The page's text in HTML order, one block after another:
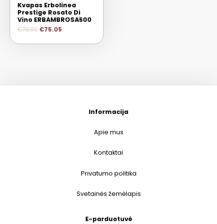
Kvapas Erbolinea
Prestige Rosato Di
Vino ERBAMBROSA500
€79.00 €75.05
Informacija
Apie mus
Kontaktai
Privatumo politika
Svetainės žemėlapis
E-parduotuvė